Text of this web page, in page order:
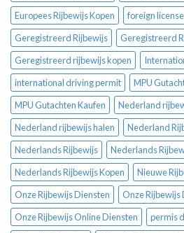
Europees Rijbewijs Kopen
foreign license
Geregistreerd Rijbewijs
Geregistreerd
Geregistreerd rijbewijs kopen
international driving permit
MPU
MPU Gutachten Kaufen
Nederland
Nederland rijbewijs halen
Nederland
Nederlands Rijbewijs
Nederlands
Nederlands Rijbewijs Kopen
Nieuwe
Onze Rijbewijs Diensten
Onze Rijbewijs
Onze Rijbewijs Online Diensten
permis